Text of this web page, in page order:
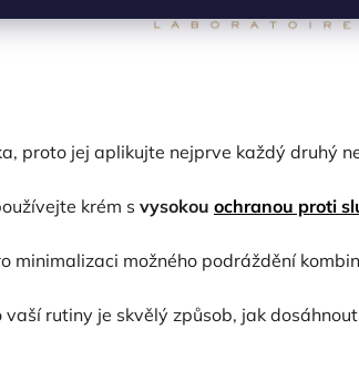
proto jej aplikujte nejprve každý druhý
krém s vysokou ochranou proti
minimalizaci možného podráždění
rutiny je skvělý způsob, jak